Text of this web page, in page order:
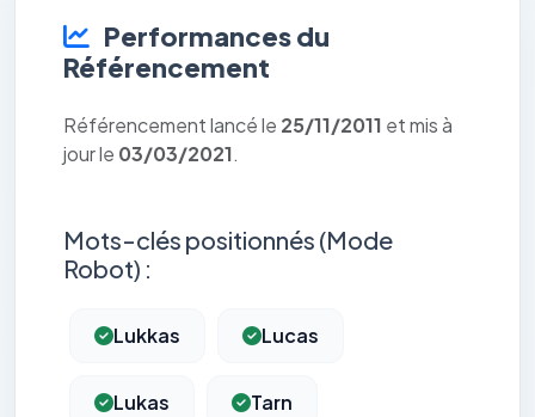
Performances du
Référencement
Référencement lancé le 25/11/2011 et mis à
jour le 03/03/2021.
Mots-clés positionnés (Mode
Robot) :
Lukkas Lucas
Lukas Tarn